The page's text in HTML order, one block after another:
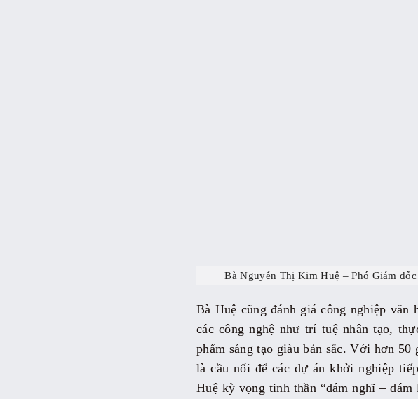
Bà Nguyễn Thị Kim Huệ – Phó Giám
Bà Huệ cũng đánh giá công nghiệp
các công nghệ như trí tuệ nhân tạo,
phẩm sáng tạo giàu bản sắc. Với hơn
là cầu nối để các dự án khởi nghiệp
Huệ kỳ vọng tinh thần “dám nghĩ –